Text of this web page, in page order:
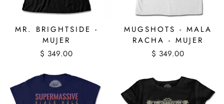
MR. BRIGHTSIDE -
MUJER
$ 349.00
MUGSHOTS - MALA
RACHA - MUJER
$ 349.00